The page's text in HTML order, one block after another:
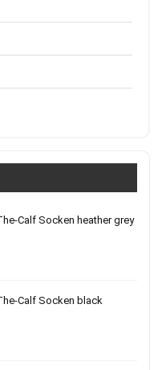
Calf Socken heather grey
Calf Socken black